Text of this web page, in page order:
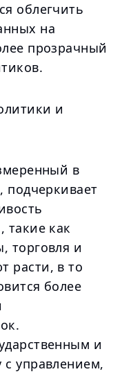
облегчить
на
прозрачный
и
в
подчеркивает
такие как
торговля и
расти, в то
более
и
управлением,